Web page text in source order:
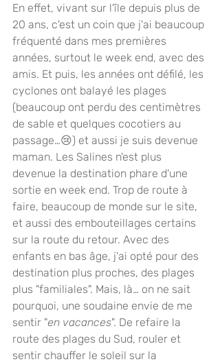
En effet, vivant sur l'île depuis plus de
20 ans, c'est un coin que j'ai beaucoup
fréquenté dans mes premières
années, surtout le week end, avec des
amis. Et puis, les années ont défilé, les
cyclones ont balayé les plages
(beaucoup ont perdu des centimètres
de sable et quelques cocotiers au
passage…😢) et aussi je suis devenue
maman. Les Salines n'est plus
devenue la destination phare d'une
sortie en week end. Trop de route à
faire, beaucoup de monde sur le site,
et aussi des embouteillages certains
sur la route du retour. Avec des
enfants en bas âge, j'ai opté pour des
destination plus proches, des plages
plus "familiales". Mais, là… on ne sait
pourquoi, une soudaine envie de me
sentir "en vacances". De refaire la
route des plages du Sud, rouler et
sentir chauffer le soleil sur la